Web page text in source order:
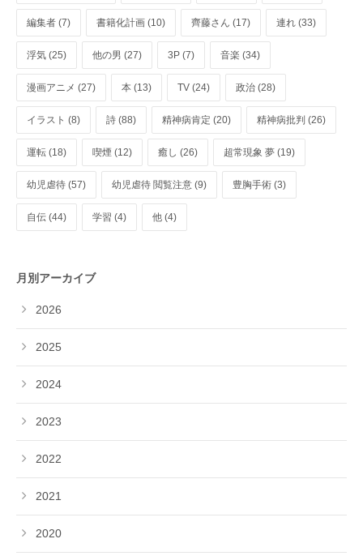
編集者 (7) 書籍化計画 (10) 齊藤さん (17) 連れ (33)
浮気 (25) 他の男 (27) 3P (7) 音楽 (34)
漫画アニメ (27) 本 (13) TV (24) 政治 (28)
イラスト (8) 詩 (88) 精神病肯定 (20) 精神病批判 (26)
運転 (18) 喫煙 (12) 癒し (26) 超常現象 夢 (19)
幼児虐待 (57) 幼児虐待 閲覧注意 (9) 豊胸手術 (3)
自伝 (44) 学習 (4) 他 (4)
月別アーカイブ
2026
2025
2024
2023
2022
2021
2020